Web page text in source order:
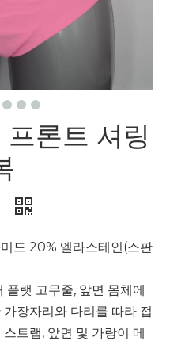
론트 셔링
드 20% 엘라스테인(스판
플랫 고무줄, 앞면 몸체에
장자리와 다리를 따라 접
트랩, 앞면 및 가랑이 메